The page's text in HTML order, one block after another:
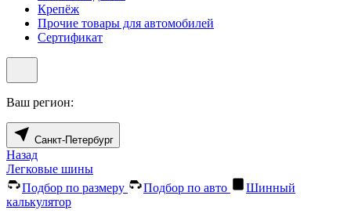
Крепёж
Прочие товары для автомобилей
Сертификат
Ваш регион:
Санкт-Петербург
Назад
Легковые шины
Подбор по размеру
Подбор по авто
Шинный
калькулятор